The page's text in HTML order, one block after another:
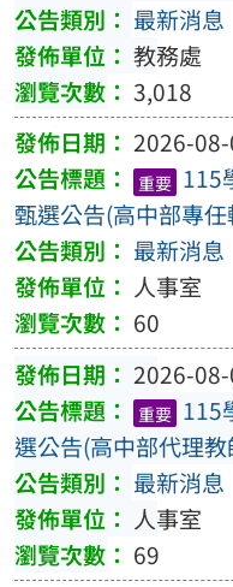
最新消息
教務處
3,018
2026-
重要 115
甄選公告(高中部專
最新消息
人事室
60
2026-
重要 115
選公告(高中部代理
最新消息
人事室
69